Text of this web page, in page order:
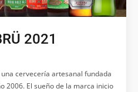
2021
una cervecería artesanal fundada
2006. El sueño de la marca inicio